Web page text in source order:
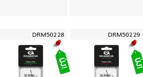
DRM50228 DRM50229